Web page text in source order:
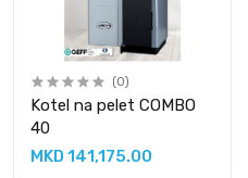
(0)
Kotel na pelet COMBO
40
MKD 141,175.00